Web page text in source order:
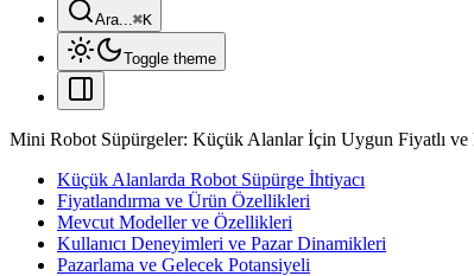
Ara...⌘K
Toggle theme
Mini Robot Süpürgeler: Küçük Alanlar İçin Uygun Fiyatlı
Küçük Alanlarda Robot Süpürge İhtiyacı
Fiyatlandırma ve Ürün Özellikleri
Mevcut Modeller ve Özellikleri
Kullanıcı Deneyimleri ve Pazar Dinamikleri
Pazarlama ve Gelecek Potansiyeli